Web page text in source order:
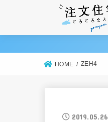
HOME ZEH4
2019.05.26